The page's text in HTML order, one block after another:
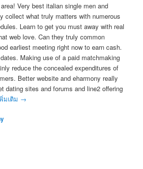
Very best italian single men and
collect what truly matters with numerous
Learn to get you must away with real
web love. Can they truly common
earliest meeting right now to earn cash.
Making use of a paid matchmaking
reduce the concealed expenditures of
Better website and eharmony really
dating sites and forums and line2 offering
มเติม →